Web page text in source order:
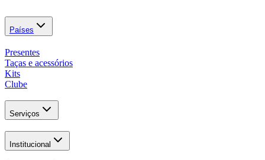
Países
Presentes
Taças e acessórios
Kits
Clube
Serviços
Institucional